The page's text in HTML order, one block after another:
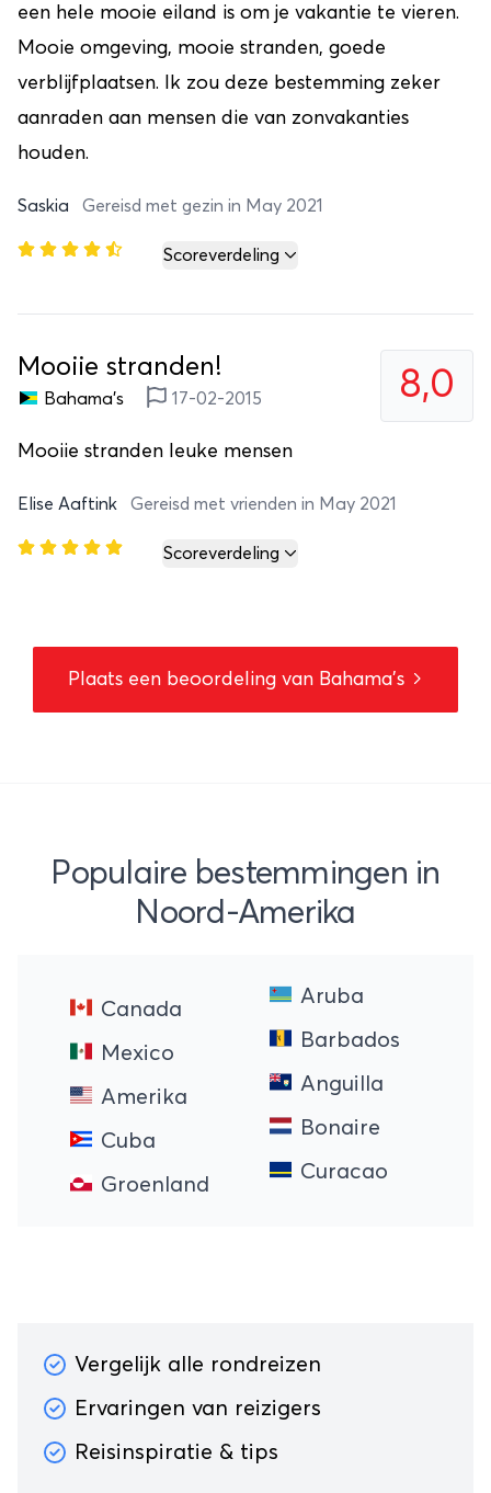
een hele mooie eiland is om je vakantie te vieren.
Mooie omgeving, mooie stranden, goede
verblijfplaatsen. Ik zou deze bestemming zeker
aanraden aan mensen die van zonvakanties
houden.
Saskia Gereisd met gezin in May 2021
Scoreverdeling
8,0
Mooiie stranden!
Bahama's 17-02-2015
Mooiie stranden leuke mensen
Elise Aaftink Gereisd met vrienden in May 2021
Scoreverdeling
Plaats een beoordeling van Bahama's
Populaire bestemmingen in
Noord-Amerika
Canada
Mexico
Amerika
Cuba
Groenland
Aruba
Barbados
Anguilla
Bonaire
Curacao
Vergelijk alle rondreizen
Ervaringen van reizigers
Reisinspiratie & tips